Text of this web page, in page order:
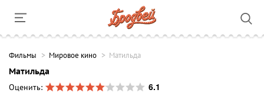
Фильмы Мировое кино Матильда
Матильда
Оценить:
6.1